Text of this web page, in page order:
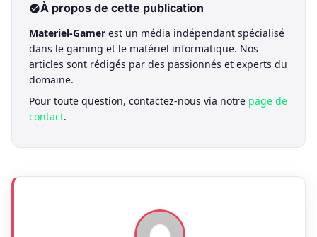
À propos de cette publication
Materiel-Gamer est un média indépendant spécialisé
dans le gaming et le matériel informatique. Nos
articles sont rédigés par des passionnés et experts du
domaine.
Pour toute question, contactez-nous via notre page de
contact.